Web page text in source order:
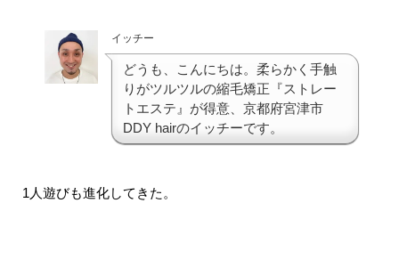
イッチー
どうも、こんにちは。柔らかく手触
りがツルツルの縮毛矯正『ストレー
トエステ』が得意、京都府宮津市
DDY hairのイッチーです。
1人遊びも進化してきた。